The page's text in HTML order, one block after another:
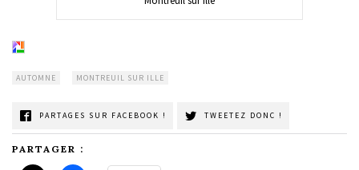
AUTOMNE MONTREUIL SUR ILLE
PARTAGES SUR FACEBOOK ! TWEETEZ DONC !
PARTAGER :